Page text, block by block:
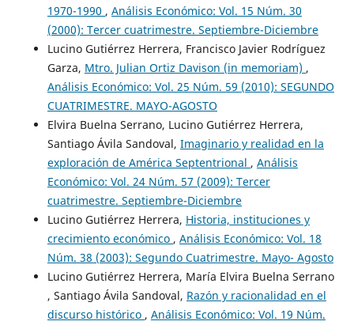
1970-1990 , Análisis Económico: Vol. 15 Núm. 30
(2000): Tercer cuatrimestre. Septiembre-Diciembre
Lucino Gutiérrez Herrera, Francisco Javier Rodríguez
Garza, Mtro. Julian Ortiz Davison (in memoriam) ,
Análisis Económico: Vol. 25 Núm. 59 (2010): SEGUNDO
CUATRIMESTRE. MAYO-AGOSTO
Elvira Buelna Serrano, Lucino Gutiérrez Herrera,
Santiago Ávila Sandoval, Imaginario y realidad en la
exploración de América Septentrional , Análisis
Económico: Vol. 24 Núm. 57 (2009): Tercer
cuatrimestre. Septiembre-Diciembre
Lucino Gutiérrez Herrera, Historia, instituciones y
crecimiento económico , Análisis Económico: Vol. 18
Núm. 38 (2003): Segundo Cuatrimestre. Mayo- Agosto
Lucino Gutiérrez Herrera, María Elvira Buelna Serrano
, Santiago Ávila Sandoval, Razón y racionalidad en el
discurso histórico , Análisis Económico: Vol. 19 Núm.